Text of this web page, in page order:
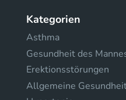
Kategorien
Asthma
Gesundheit des
Erektionsstörungen
Allgemeine